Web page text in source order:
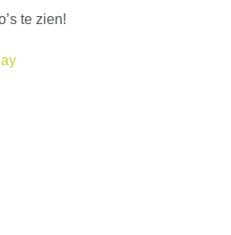
te zien!